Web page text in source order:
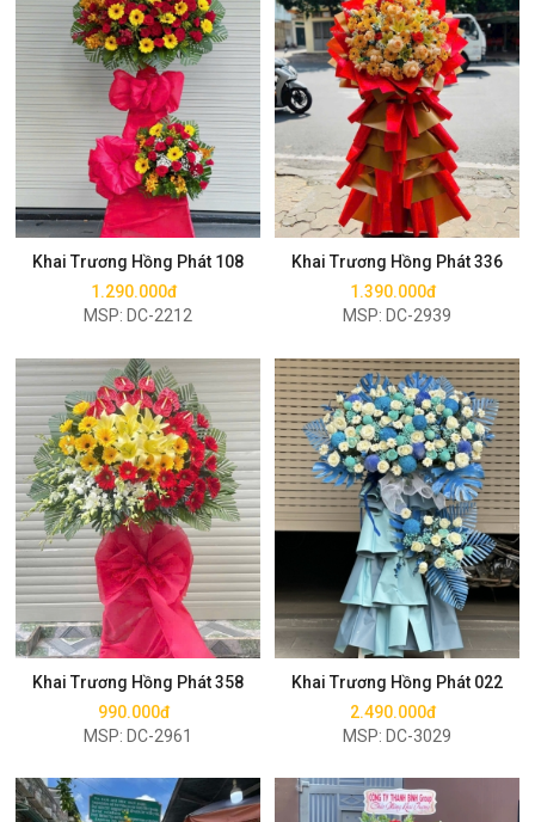
Khai Trương Hồng Phát 108
1.290.000đ
MSP: DC-2212
Mua ngay
Khai Trương Hồng Phát 336
1.390.000đ
MSP: DC-2939
Mua ngay
Khai Trương Hồng Phát 358
990.000đ
MSP: DC-2961
Mua ngay
Khai Trương Hồng Phát 022
2.490.000đ
MSP: DC-3029
Mua ngay